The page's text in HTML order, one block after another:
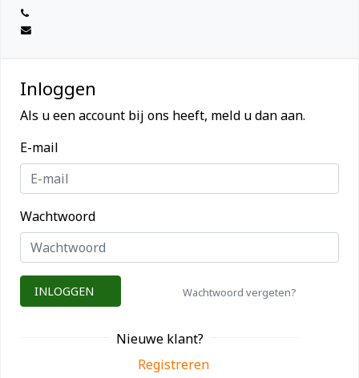
Inloggen
Als u een account bij ons heeft, meld u dan aan.
E-mail
Wachtwoord
INLOGGEN Wachtwoord vergeten?
Nieuwe klant?
Registreren